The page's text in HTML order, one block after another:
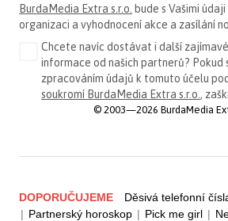
BurdaMedia Extra s.r.o. bude s Vašimi
organizaci a vyhodnocení akce a zasílání
Chcete navíc dostávat i další
informace od našich partnerů? Pokud
zpracováním údajů k tomuto účelu
soukromí BurdaMedia Extra s.r.o. ,
© 2003—2026 BurdaMedia
DOPORUČUJEME Děsivá telefonní
| Partnerský horoskop | Pick me girl |